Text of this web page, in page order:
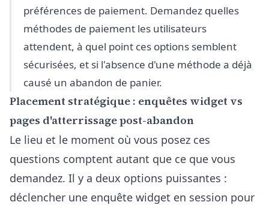
préférences de paiement. Demandez quelles
méthodes de paiement les utilisateurs
attendent, à quel point ces options semblent
sécurisées, et si l'absence d'une méthode a déjà
causé un abandon de panier.
Placement stratégique : enquêtes widget vs
pages d'atterrissage post-abandon
Le lieu et le moment où vous posez ces
questions comptent autant que ce que vous
demandez. Il y a deux options puissantes :
déclencher une enquête widget en session pour